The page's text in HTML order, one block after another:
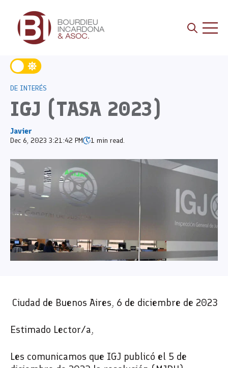
Open
DE INTERÉS
IGJ (TASA 2023)
Javier
Dec 6, 2023 3:21:42 PM 1 min read.
Ciudad de Buenos Aires, 6 de diciembre de 2023
Estimado Lector/a,
Les comunicamos que IGJ publicó el 5 de